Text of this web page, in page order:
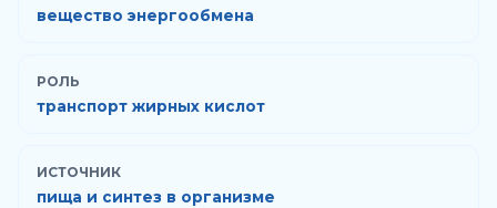
вещество энергообмена
РОЛЬ
транспорт жирных кислот
ИСТОЧНИК
пища и синтез в организме